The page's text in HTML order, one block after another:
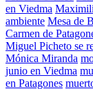
en Viedma
ambiente Mesa de
Carmen de
Miguel Picheto se
Mónica Miranda
junio en Viedma
en Patagones